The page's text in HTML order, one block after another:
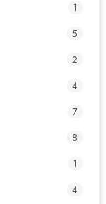
1
5
2
4
7
8
1
4